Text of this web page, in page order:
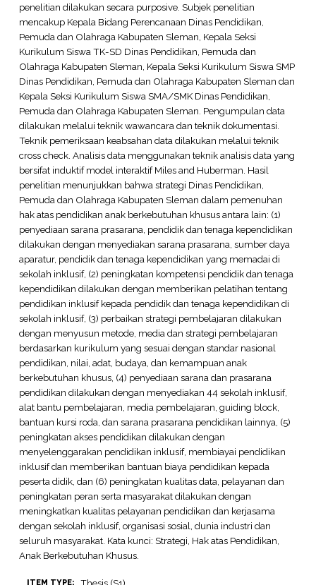
penelitian dilakukan secara purposive. Subjek penelitian
mencakup Kepala Bidang Perencanaan Dinas Pendidikan,
Pemuda dan Olahraga Kabupaten Sleman, Kepala Seksi
Kurikulum Siswa TK-SD Dinas Pendidikan, Pemuda dan
Olahraga Kabupaten Sleman, Kepala Seksi Kurikulum Siswa SMP
Dinas Pendidikan, Pemuda dan Olahraga Kabupaten Sleman dan
Kepala Seksi Kurikulum Siswa SMA/SMK Dinas Pendidikan,
Pemuda dan Olahraga Kabupaten Sleman. Pengumpulan data
dilakukan melalui teknik wawancara dan teknik dokumentasi.
Teknik pemeriksaan keabsahan data dilakukan melalui teknik
cross check. Analisis data menggunakan teknik analisis data yang
bersifat induktif model interaktif Miles and Huberman. Hasil
penelitian menunjukkan bahwa strategi Dinas Pendidikan,
Pemuda dan Olahraga Kabupaten Sleman dalam pemenuhan
hak atas pendidikan anak berkebutuhan khusus antara lain: (1)
penyediaan sarana prasarana, pendidik dan tenaga kependidikan
dilakukan dengan menyediakan sarana prasarana, sumber daya
aparatur, pendidik dan tenaga kependidikan yang memadai di
sekolah inklusif, (2) peningkatan kompetensi pendidik dan tenaga
kependidikan dilakukan dengan memberikan pelatihan tentang
pendidikan inklusif kepada pendidik dan tenaga kependidikan di
sekolah inklusif, (3) perbaikan strategi pembelajaran dilakukan
dengan menyusun metode, media dan strategi pembelajaran
berdasarkan kurikulum yang sesuai dengan standar nasional
pendidikan, nilai, adat, budaya, dan kemampuan anak
berkebutuhan khusus, (4) penyediaan sarana dan prasarana
pendidikan dilakukan dengan menyediakan 44 sekolah inklusif,
alat bantu pembelajaran, media pembelajaran, guiding block,
bantuan kursi roda, dan sarana prasarana pendidikan lainnya, (5)
peningkatan akses pendidikan dilakukan dengan
menyelenggarakan pendidikan inklusif, membiayai pendidikan
inklusif dan memberikan bantuan biaya pendidikan kepada
peserta didik, dan (6) peningkatan kualitas data, pelayanan dan
peningkatan peran serta masyarakat dilakukan dengan
meningkatkan kualitas pelayanan pendidikan dan kerjasama
dengan sekolah inklusif, organisasi sosial, dunia industri dan
seluruh masyarakat. Kata kunci: Strategi, Hak atas Pendidikan,
Anak Berkebutuhan Khusus.
ITEM TYPE: